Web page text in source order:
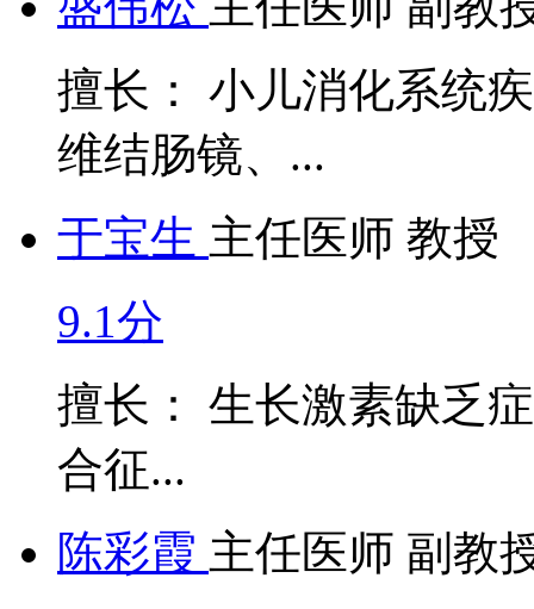
擅长： 小儿消化系统
维结肠镜、...
于宝生 主任医师 教授
9.1分
擅长： 生长激素缺乏
合征...
陈彩霞 主任医师 副教